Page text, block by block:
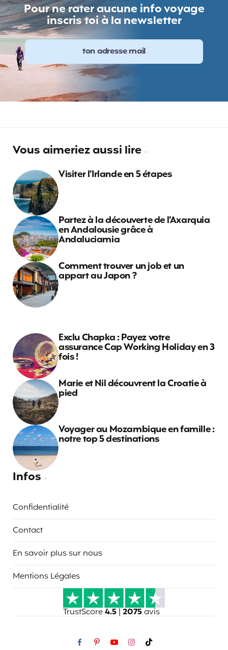
Pour ne rater aucune info voyage
inscris toi à la newsletter
Vous aimeriez aussi lire
Visiter l’Irlande en 5 étapes
Partez à la découverte de l’Axarquia
en Andalousie grâce à
Andaluciamia
Comment trouver un job et un
appart au Japon ?
Exclu Chapka : Payez votre
assurance Cap Working Holiday en 3
fois !
Marie et Nil découvrent la Croatie à
pied
Voyager au Mozambique en famille :
notre top 5 destinations
Infos
Confidentialité
Contact
En savoir plus sur nous
Mentions Légales
TrustScore4.5 | 2075avis